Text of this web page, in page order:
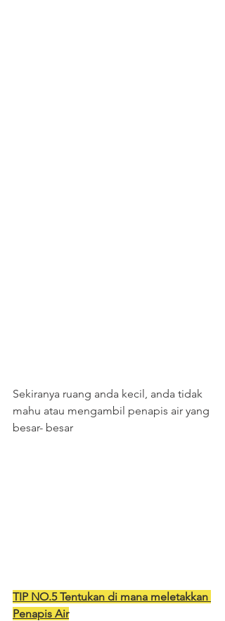
Sekiranya ruang anda kecil, anda tidak
mahu atau mengambil penapis air yang
besar- besar
TIP NO.5 Tentukan di mana meletakkan
Penapis Air